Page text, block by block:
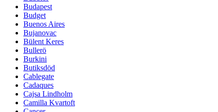
Budapest
Budget
Buenos Aires
Bujanovac
Bülent Keres
Bullerö
Burkini
Butiksdöd
Cablegate
Cadaques
Cajsa Lindholm
Camilla Kvartoft